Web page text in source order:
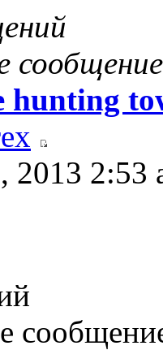
сообщение
hunting
2013 2:53